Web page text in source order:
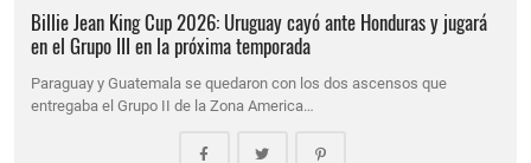
Billie Jean King Cup 2026: Uruguay cayó ante Honduras y jugará
en el Grupo III en la próxima temporada
Paraguay y Guatemala se quedaron con los dos ascensos que
entregaba el Grupo II de la Zona America…